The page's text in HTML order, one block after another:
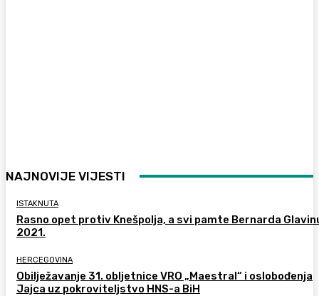
NAJNOVIJE VIJESTI
ISTAKNUTA
Rasno opet protiv Knešpolja, a svi pamte Bernarda
2021.
HERCEGOVINA
Obilježavanje 31. obljetnice VRO „Maestral“ i oslobođenja
Jajca uz pokroviteljstvo HNS-a BiH